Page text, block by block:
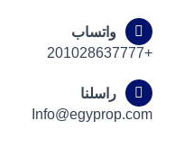
واتساب
+201028637777
راسلنا
Info@egyprop.com